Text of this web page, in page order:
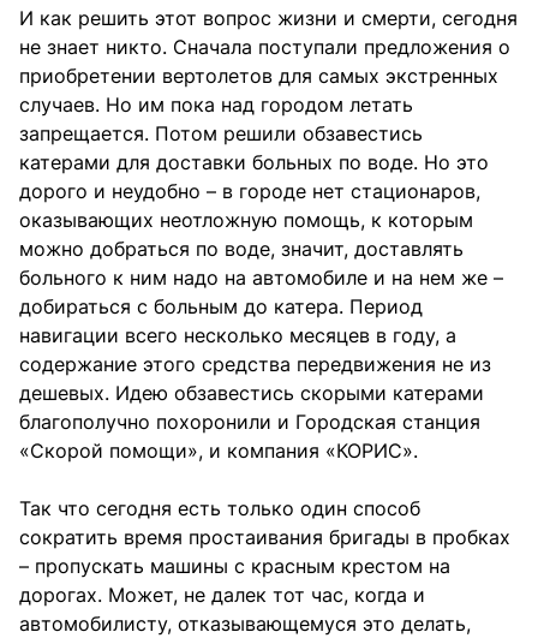
И как решить этот вопрос жизни и смерти, сегодня
не знает никто. Сначала поступали предложения о
приобретении вертолетов для самых экстренных
случаев. Но им пока над городом летать
запрещается. Потом решили обзавестись
катерами для доставки больных по воде. Но это
дорого и неудобно – в городе нет стационаров,
оказывающих неотложную помощь, к которым
можно добраться по воде, значит, доставлять
больного к ним надо на автомобиле и на нем же –
добираться с больным до катера. Период
навигации всего несколько месяцев в году, а
содержание этого средства передвижения не из
дешевых. Идею обзавестись скорыми катерами
благополучно похоронили и Городская станция
«Скорой помощи», и компания «КОРИС».
Так что сегодня есть только один способ
сократить время простаивания бригады в пробках
– пропускать машины с красным крестом на
дорогах. Может, не далек тот час, когда и
автомобилисту, отказывающемуся это делать,